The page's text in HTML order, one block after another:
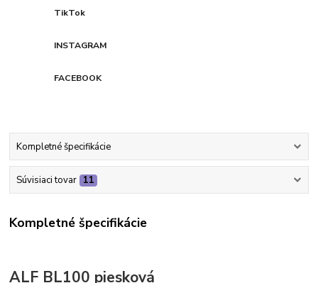
TikTok
INSTAGRAM
FACEBOOK
Kompletné špecifikácie
Súvisiaci tovar 11
Kompletné špecifikácie
ALF BL100 piesková